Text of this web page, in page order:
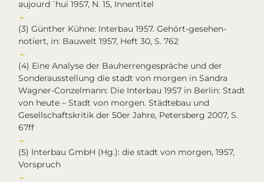
aujourd ᾿hui 1957, N. 15, Innentitel
←
(3) Günther Kühne: Interbau 1957. Gehört-gesehen-
notiert, in: Bauwelt 1957, Heft 30, S. 762
←
(4) Eine Analyse der Bauherrengespräche und der
Sonderausstellung die stadt von morgen in Sandra
Wagner-Conzelmann: Die Interbau 1957 in Berlin: Stadt
von heute – Stadt von morgen. Städtebau und
Gesellschaftskritik der 50er Jahre, Petersberg 2007, S.
67ff
←
(5) Interbau GmbH (Hg.): die stadt von morgen, 1957,
Vorspruch
←